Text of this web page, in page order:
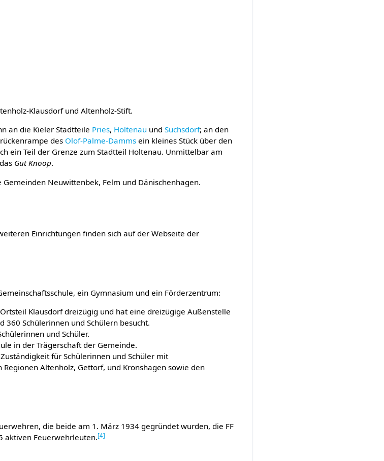
Klausdorf und Altenholz-Stift.
an die Kieler Stadtteile Pries, Holtenau undSuchsdorf; an den
des Olof-Palme-Damms ein kleines Stück über den
ein Teil der Grenze zum Stadtteil Holtenau. Unmittelbar am
Gut Knoop.
Neuwittenbek, Felm und Dänischenhagen.
Einrichtungen finden sich auf der Webseite der
ein Gymnasium und ein Förderzentrum:
Klausdorf dreizügig und hat eine dreizügige Außenstelle
360 Schülerinnen und Schülern besucht.
und Schüler.
in der Trägerschaft der Gemeinde.
für Schülerinnen und Schüler mit
Altenholz, Gettorf, und Kronshagen sowie den
die beide am 1. März 1934 gegründet wurden, die FF
aktiven Feuerwehrleuten.[4]